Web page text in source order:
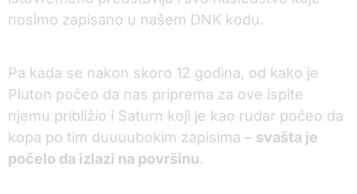
nosimo zapisano u našem DNK kodu.
Pa kada se nakon skoro 12 godina, od kako je
Pluton počeo da nas priprema za ove ispite
njemu približio i Saturn koji je kao rudar počeo da
kopa po tim duuuubokim zapisima – svašta je
počelo da izlazi na površinu.